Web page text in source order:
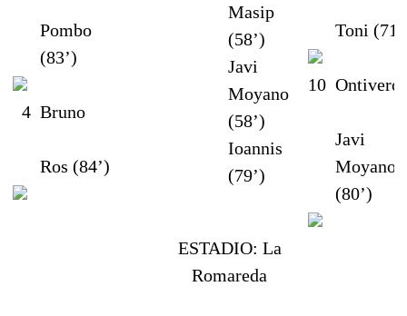
Pombo
(83’)
4 Bruno
Ros (84’)
Masip
(58’)
Javi
Moyano
(58’)
Ioannis
(79’)
ESTADIO: La
Romareda
Toni
10 Ontiveros
Javi
Moyano
(80’)